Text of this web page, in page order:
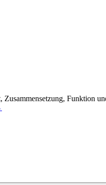
Zusammensetzung, Funktion